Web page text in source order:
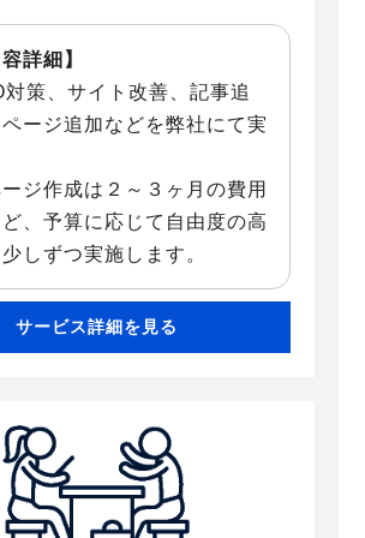
詳細】
対策、サイト改善、記事追
ージ追加などを弊社にて実
ジ作成は２～３ヶ月の費用
、予算に応じて自由度の高
しずつ実施します。
サービス詳細を見る